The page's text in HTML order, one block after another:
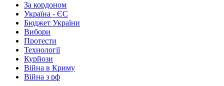
За кордоном
Україна - ЄС
Бюджет України
Вибори
Протести
Технології
Курйози
Війна в Криму
Війна з рф